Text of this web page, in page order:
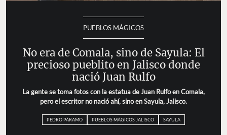
PUEBLOS MÁGICOS
No era de Comala, sino de Sayula: El
precioso pueblito en Jalisco donde
nació Juan Rulfo
La gente se toma fotos con la estatua de Juan Rulfo en Comala,
pero el escritor no nació ahí, sino en Sayula, Jalisco.
PEDRO PÁRAMO PUEBLOS MÁGICOS JALISCO SAYULA